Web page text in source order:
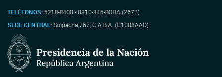
TELÉFONOS: 5218-8400 - 0810-345-BORA (2672)
SEDE CENTRAL:Suipacha 767, C.A.B.A. (C1008AAO)